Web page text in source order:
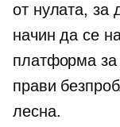
от нулата, за
начин да се
платформа за
прави
лесна.